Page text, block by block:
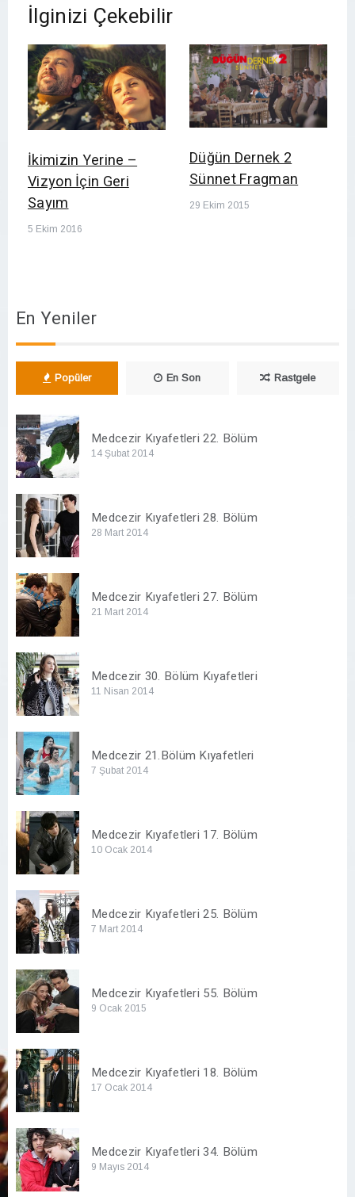
İlginizi Çekebilir
İkimizin Yerine –
Vizyon İçin Geri
Sayım
5 Ekim 2016
Düğün Dernek 2
Sünnet Fragman
29 Ekim 2015
En Yeniler
Popüler En Son Rastgele
Medcezir Kıyafetleri 22. Bölüm
14 Şubat 2014
Medcezir Kıyafetleri 28. Bölüm
28 Mart 2014
Medcezir Kıyafetleri 27. Bölüm
21 Mart 2014
Medcezir 30. Bölüm Kıyafetleri
11 Nisan 2014
Medcezir 21.Bölüm Kıyafetleri
7 Şubat 2014
Medcezir Kıyafetleri 17. Bölüm
10 Ocak 2014
Medcezir Kıyafetleri 25. Bölüm
7 Mart 2014
Medcezir Kıyafetleri 55. Bölüm
9 Ocak 2015
Medcezir Kıyafetleri 18. Bölüm
17 Ocak 2014
Medcezir Kıyafetleri 34. Bölüm
9 Mayıs 2014